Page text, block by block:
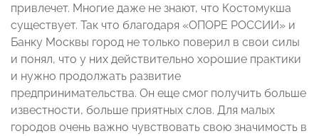
привлечет. Многие даже не знают, что Костомукша
существует. Так что благодаря «ОПОРЕ РОССИИ» и
Банку Москвы город не только поверил в свои силы
и понял, что у них действительно хорошие практики
и нужно продолжать развитие
предпринимательства. Он еще смог получить больше
известности, больше приятных слов. Для малых
городов очень важно чувствовать свою значимость в